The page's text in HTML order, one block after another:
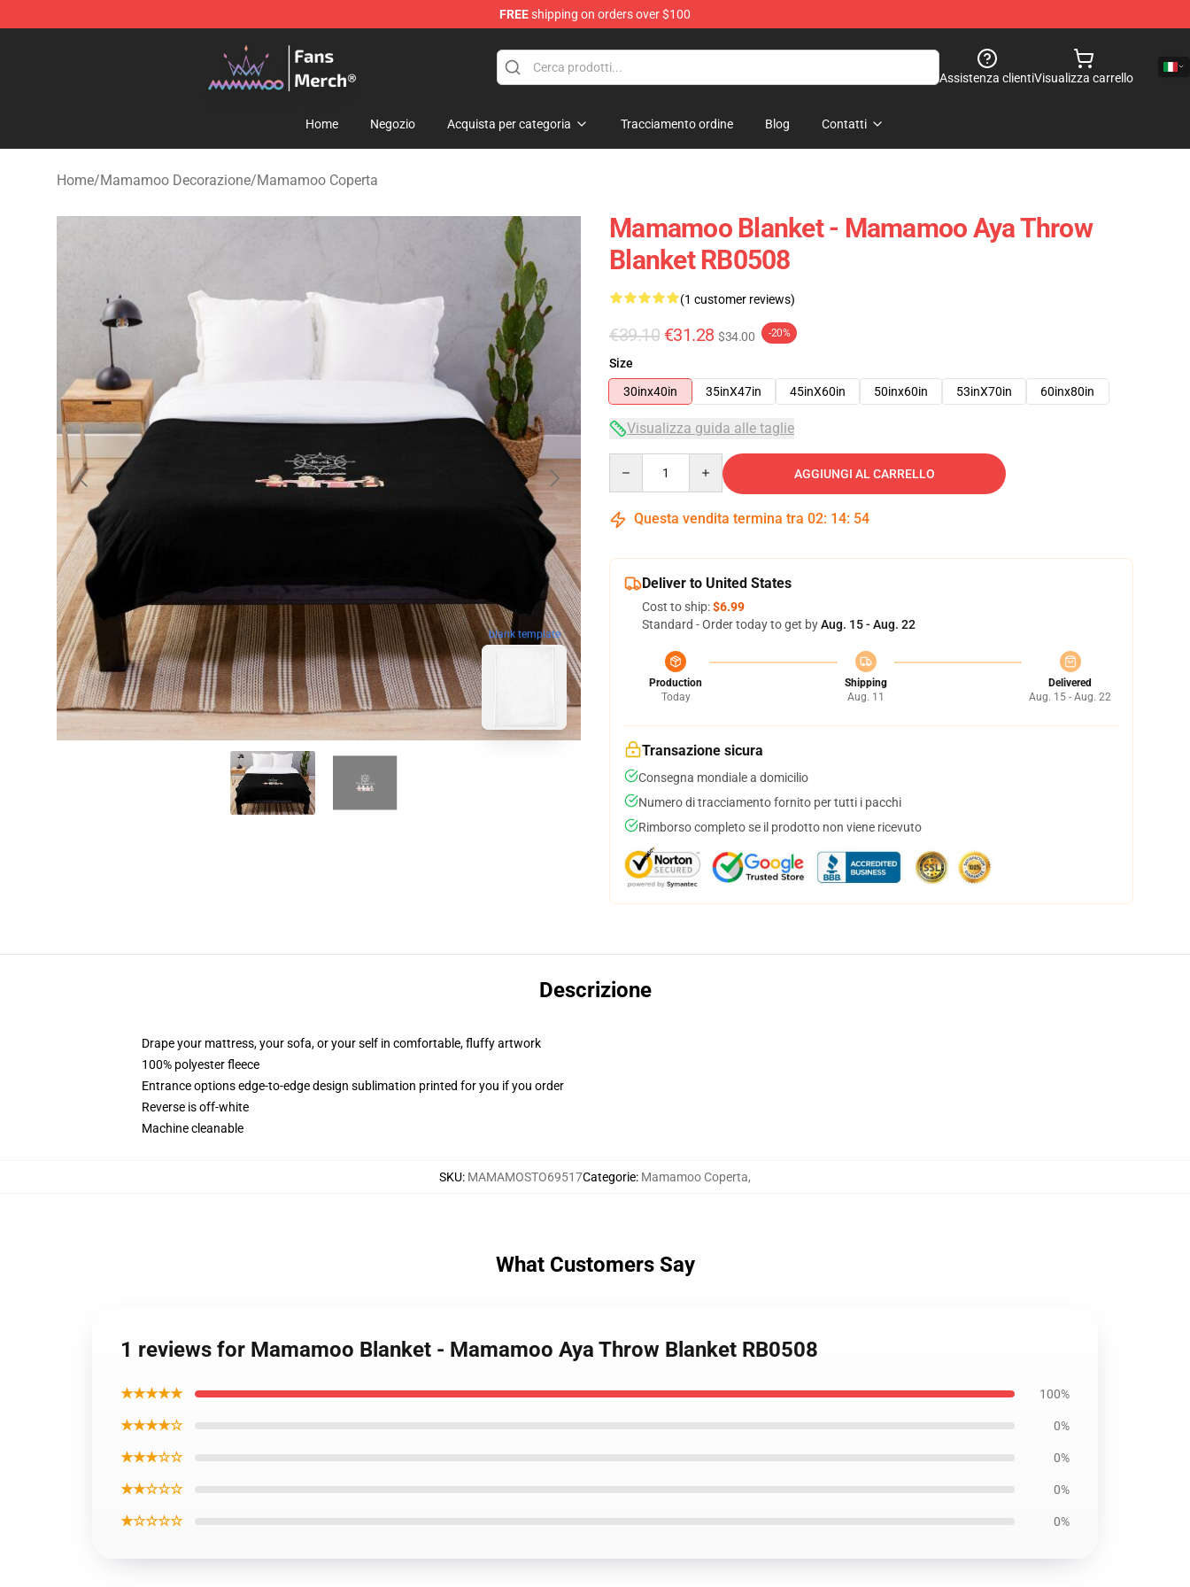
FREEshipping on orders over $100
Mamamoo Store - Official Mamamoo Merchandise Shop
Assistenza clientiVisualizza carrello
Home Negozio Acquista per categoria Tracciamento ordine Blog Contatti
Home/Mamamoo Decorazione/Mamamoo Coperta
blank template
Mamamoo Blanket - Mamamoo Aya Throw
Blanket RB0508
(1 customer reviews)
€39.10 €31.28 $34.00 -20%
Size
30inx40in
35inX47in 45inX60in 50inx60in 53inX70in 60inx80in
Visualizza guida alle taglie
AGGIUNGI AL CARRELLO
Questa vendita termina tra 02: 14: 53
Deliver to United States
Cost to ship:$6.99
Standard - Order today to get byAug. 15 - Aug. 22
Production
Today
Shipping
Aug. 11
Delivered
Aug. 15 - Aug. 22
Transazione sicura
Consegna mondiale a domicilio
Numero di tracciamento fornito per tutti i pacchi
Rimborso completo se il prodotto non viene ricevuto
Descrizione
Drape your mattress, your sofa, or your self in comfortable, fluffy artwork
100% polyester fleece
Entrance options edge-to-edge design sublimation printed for you if you order
Reverse is off-white
Machine cleanable
SKU: MAMAMOSTO69517Categorie: Mamamoo Coperta,
What Customers Say
1 reviews for Mamamoo Blanket - Mamamoo Aya Throw Blanket RB0508
★★★★★ 100%
★★★★☆ 0%
★★★☆☆ 0%
★★☆☆☆ 0%
★☆☆☆☆ 0%